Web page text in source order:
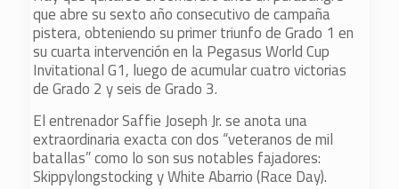
que abre su sexto año consecutivo de campaña
pistera, obteniendo su primer triunfo de Grado 1 en
su cuarta intervención en la Pegasus World Cup
Invitational G1, luego de acumular cuatro victorias
de Grado 2 y seis de Grado 3.
El entrenador Saffie Joseph Jr. se anota una
extraordinaria exacta con dos “veteranos de mil
batallas” como lo son sus notables fajadores:
Skippylongstocking y White Abarrio (Race Day).